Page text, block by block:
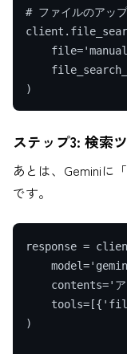
# ファイルのアッ
ステップ3: 検索
あとは、Geminiに
です。
response =
contents='ア
)